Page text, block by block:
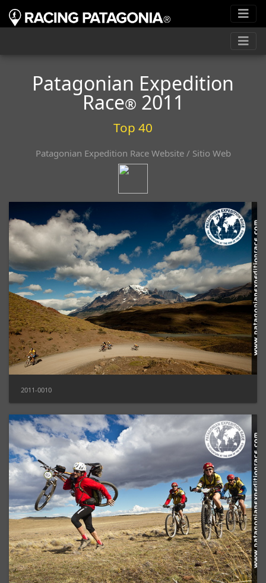
Patagonian Expedition
Race® 2011
Top 40
Patagonian Expedition Race Website / Sitio Web
2011-0010